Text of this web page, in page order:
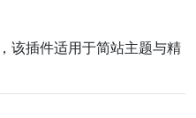
该插件适用于简站主题与精